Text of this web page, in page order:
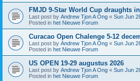
FMJD 9-Star World Cup draughts
Last post by Andrew Tjon A Ong « Sun Jun
Posted in het Nieuwe Forum
Curacao Open Chalenge 5-12
Last post by Andrew Tjon A Ong « Sun Jun
Posted in het Nieuwe Forum
US OPEN 19-29 augustus 2026
Last post by Andrew Tjon A Ong « Sun Jun
Posted in het Nieuwe Forum